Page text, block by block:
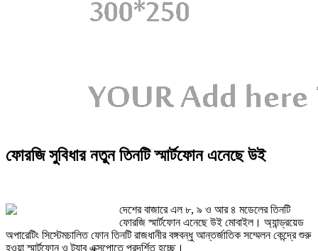
ফোরজি সুবিধার নতুন তিনটি স্মার্টফোন এনেছে উই
দেশের বাজারে এল ৮, ৯ ও আর ৪ মডেলের তিনটি
ফোরজি স্মার্টফোন এনেছে উই মোবাইল। অ্যান্ড্রয়েড
অপারেটিং সিস্টেমচালিত ফোন তিনটি রাজধানীর বঙ্গবন্ধু আন্তর্জাতিক সম্মেলন কেন্দ্রে শুরু
হওয়া স্মার্টফোন ও ট্যাব এক্সপোতে প্রদর্শিত হচ্ছে।